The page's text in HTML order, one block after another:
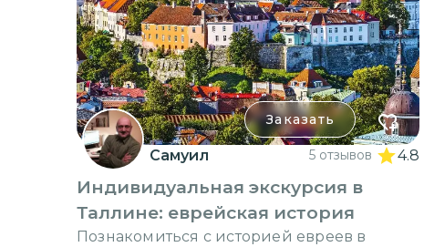
Заказать
Самуил 5 отзывов 4.8
Индивидуальная экскурсия в
Таллине: еврейская история
Познакомиться с историей евреев в